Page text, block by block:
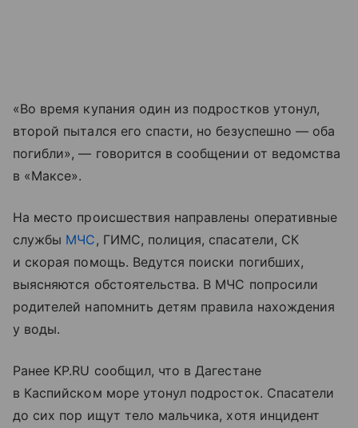
«Во время купания один из подростков утонул,
второй пытался его спасти, но безуспешно — оба
погибли», — говорится в сообщении от ведомства
в «Максе».
На место происшествия направлены оперативные
службы МЧС , ГИМС, полиция, спасатели, СК
и скорая помощь. Ведутся поиски погибших,
выясняются обстоятельства. В МЧС попросили
родителей напомнить детям правила нахождения
у воды.
Ранее KP.RU сообщил, что в Дагестане
в Каспийском море утонул подросток. Спасатели
до сих пор ищут тело мальчика, хотя инцидент